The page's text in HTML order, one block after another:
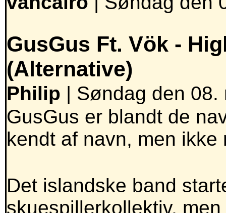
GusGus Ft. Vök -
(Alternative)
Philip | Søndag den
GusGus er blandt de
kendt af navn, men
Det islandske band
skuespillerkollektiv,